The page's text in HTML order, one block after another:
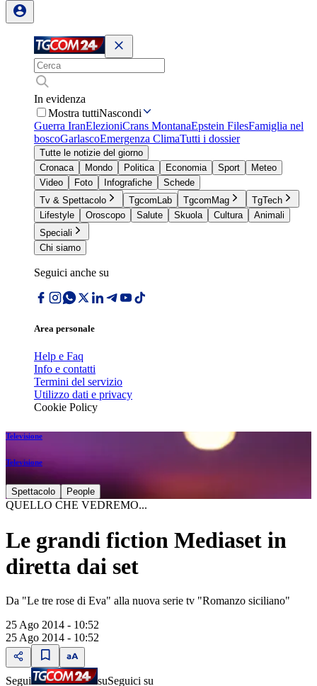
In evidenza
Mostra tuttiNascondi
Guerra IranElezioniCrans MontanaEpstein FilesFamiglia nel
boscoGarlascoEmergenza ClimaTutti i dossier
Tutte le notizie del giorno
Cronaca
Mondo Politica Economia Sport
Meteo
Video
Foto Infografiche
Schede
Tv & Spettacolo
TgcomLab TgcomMag
TgTech
Lifestyle
Oroscopo Salute Skuola Cultura
Animali
Speciali
Chi siamo
Seguici anche su
Area personale
Help e Faq
Info e contatti
Termini del servizio
Utilizzo dati e privacy
Cookie Policy
Televisione
Televisione
Spettacolo People
QUELLO CHE VEDREMO...
Le grandi fiction Mediaset in
diretta dai set
Da "Le tre rose di Eva" alla nuova serie tv "Romanzo siciliano"
25 Ago 2014 - 10:52
25 Ago 2014 - 10:52
Segui suSeguici su